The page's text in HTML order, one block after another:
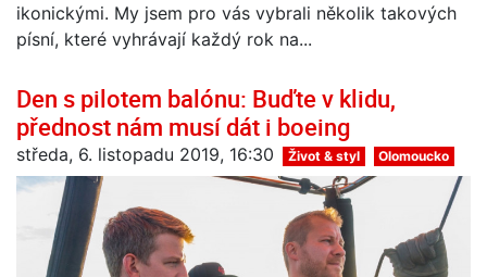
ikonickými. My jsem pro vás vybrali několik takových
písní, které vyhrávají každý rok na...
Den s pilotem balónu: Buďte v klidu,
přednost nám musí dát i boeing
středa, 6. listopadu 2019, 16:30 Život & styl Olomoucko